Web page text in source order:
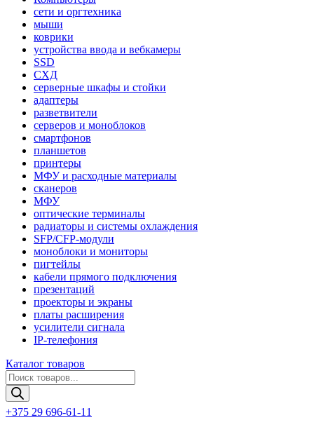
сети и оргтехника
мыши
коврики
устройства ввода и вебкамеры
SSD
СХД
серверные шкафы и стойки
адаптеры
разветвители
серверов и моноблоков
смартфонов
планшетов
принтеры
МФУ и расходные материалы
сканеров
МФУ
оптические терминалы
радиаторы и системы охлаждения
SFP/CFP-модули
моноблоки и мониторы
пигтейлы
кабели прямого подключения
презентаций
проекторы и экраны
платы расширения
усилители сигнала
IP-телефония
Каталог товаров
Поиск
товаров
+375 29 696-61-11